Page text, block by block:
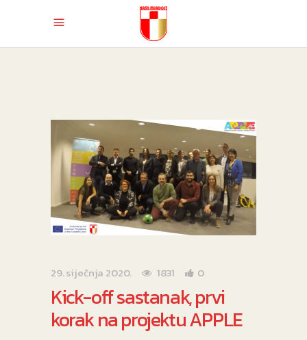
29. siječnja 2020. 1831 0
Kick-off sastanak, prvi
korak na projektu APPLE